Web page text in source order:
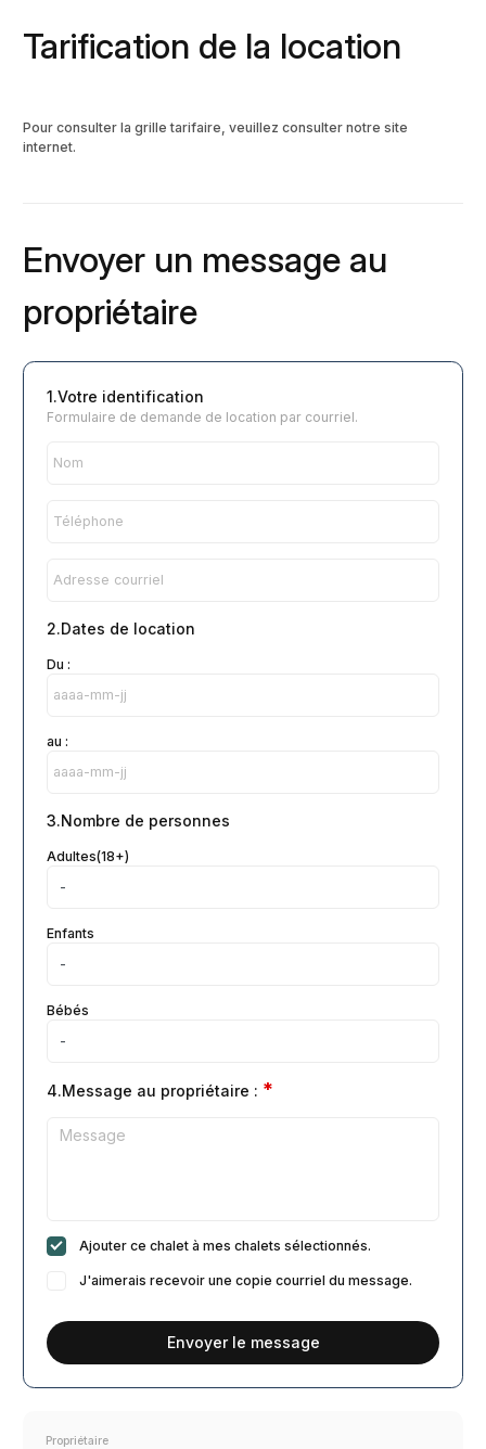
Envoyer un message au
propriétaire
Propriétaire
Formulaire de demande de location par courriel.
1.Votre identification
2.Dates de location
Du :
au :
3.Nombre de personnes
Adultes(18+)
Enfants
Bébés
4.Message au propriétaire : *
Ajouter ce chalet à mes chalets sélectionnés.
J'aimerais recevoir une copie courriel du message.
Envoyer le message
Tarification de la location
Pour consulter la grille tarifaire, veuillez consulter notre site
internet.